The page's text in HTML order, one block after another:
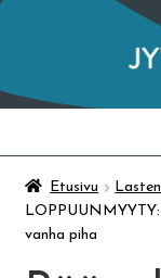
Taidemuseo &
Etusivu
vanha piha